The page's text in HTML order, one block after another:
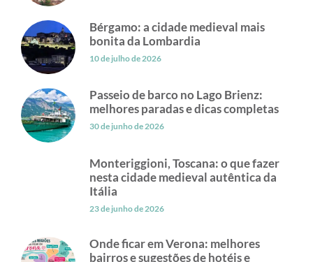
Bérgamo: a cidade medieval mais
bonita da Lombardia
10 de julho de 2026
Passeio de barco no Lago Brienz:
melhores paradas e dicas completas
30 de junho de 2026
Monteriggioni, Toscana: o que fazer
nesta cidade medieval autêntica da
Itália
23 de junho de 2026
Onde ficar em Verona: melhores
bairros e sugestões de hotéis e